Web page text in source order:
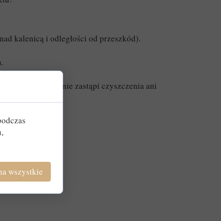
kalenicą i odległości od przeszkód).
Nasada nie zastąpi czyszczenia ani
wszystkie